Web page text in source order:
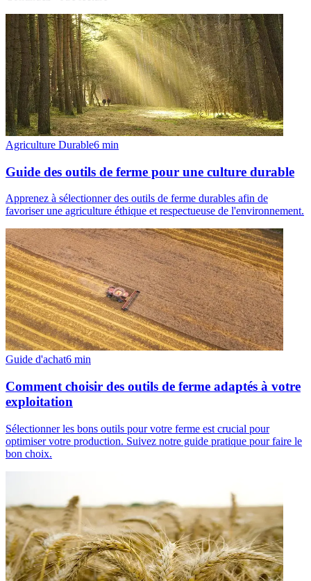
Agriculture Durable6 min
Guide des outils de ferme pour une culture durable
Apprenez à sélectionner des outils de ferme durables afin de
favoriser une agriculture éthique et respectueuse de l'environnement.
Guide d'achat6 min
Comment choisir des outils de ferme adaptés à votre
exploitation
Sélectionner les bons outils pour votre ferme est crucial pour
optimiser votre production. Suivez notre guide pratique pour faire le
bon choix.